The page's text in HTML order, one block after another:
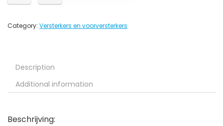
Category: Versterkers en voorversterkers
Description
Additional information
Beschrijving: